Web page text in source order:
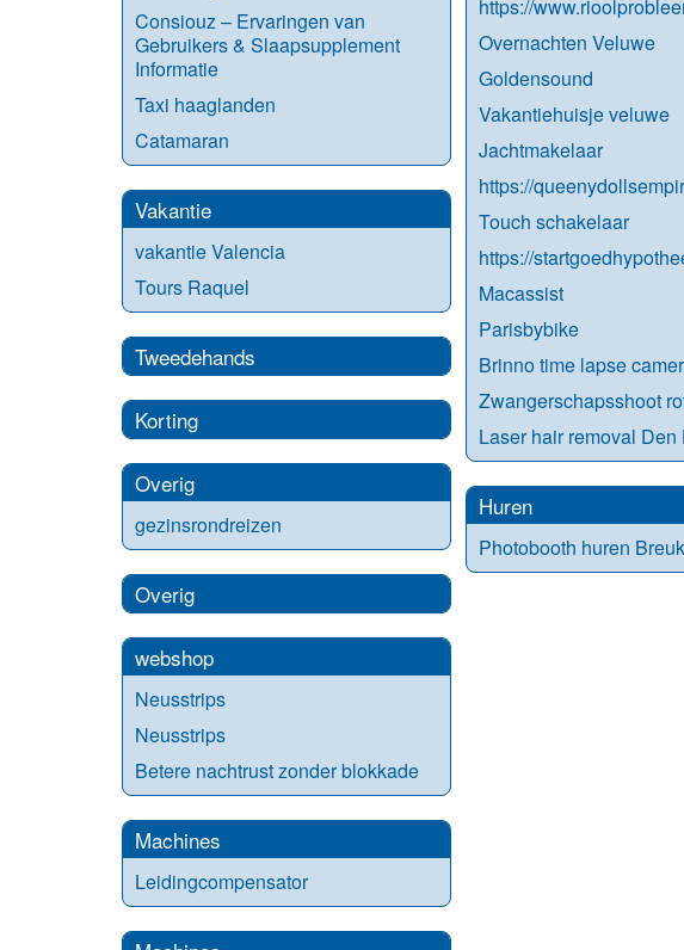
Consiouz – Ervaringen van
Gebruikers & Slaapsupplement
Informatie
Taxi haaglanden
Catamaran
Vakantie
vakantie Valencia
Tours Raquel
Tweedehands
Korting
Overig
gezinsrondreizen
Overig
webshop
Neusstrips
Neusstrips
Betere nachtrust zonder blokkade
Machines
Leidingcompensator
https://
Overnachten Veluwe
Goldensound
Vakantiehuisje veluwe
Jachtmakelaar
https://
Touch schakelaar
https://
Macassist
Parisbybike
Brinno time lapse
Zwangerschapsshoot
Laser hair removal Den
Huren
Photobooth huren